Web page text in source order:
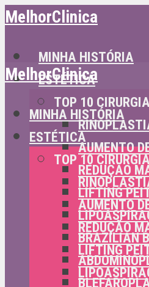
MelhorClinica
MINHA HISTÓRIA
ESTÉTICA
TOP 10
AUMENTO
REDUÇÃO
LIFTING
BRAZILIAN
MelhorClinica
MINHA HISTÓRIA
ESTÉTICA
TOP 10
AUMENTO
REDUÇÃO
LIFTING